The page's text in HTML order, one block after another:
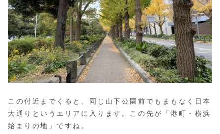
この付近までくると、同じ山下公園前でもまもなく日本
大通りというエリアに入ります。この先が「港町・横浜
始まりの地」ですね。